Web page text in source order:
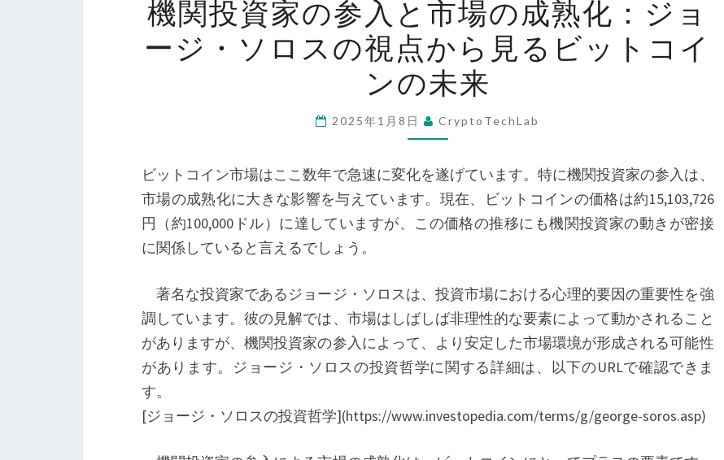
関
投
資
家
の
参
と
市
場
成
熟
化：
ジ
ョ
ソ
機関投資家の参入と市場の成熟化：ジョ
ージ・ソロスの視点から見るビットコイ
ンの未来
2025年1月8日 CryptoTechLab
ビットコイン市場はここ数年で急速に変化を遂げています。特に機関投資家の参入は、
市場の成熟化に大きな影響を与えています。現在、ビットコインの価格は約15,103,726
円（約100,000ドル）に達していますが、この価格の推移にも機関投資家の動きが密接
に関係していると言えるでしょう。
著名な投資家であるジョージ・ソロスは、投資市場における心理的要因の重要性を強
調しています。彼の見解では、市場はしばしば非理性的な要素によって動かされること
がありますが、機関投資家の参入によって、より安定した市場環境が形成される可能性
があります。ジョージ・ソロスの投資哲学に関する詳細は、以下のURLで確認できま
す。
[ジョージ・ソロスの投資哲学](https://www.investopedia.com/terms/g/george-soros.asp)